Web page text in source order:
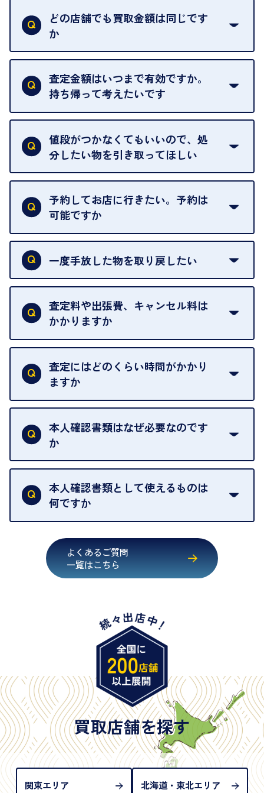
い。
ご指定の場所にお伺いします。
どの店舗でも買取金額は同じです
か
はい。全店舗一律です。
ただし、中古市場は日々変動するため、査定した日
によって査定額が変わることはございます。
査定金額はいつまで有効ですか。
持ち帰って考えたいです
査定額は当日限り有効です。
中古市場が日々変動するため、翌日には査定額が変
わることがございます。
値段がつかなくてもいいので、処
分したい物を引き取ってほしい
再販不可能な物は、場合によってはお断りすること
がございます。ご了承ください。
予約してお店に行きたい。予約は
可能ですか
申し訳ありませんが、現在はご来店の予約は承って
おりません。
を整えておりますので、お好きな時にお越しくださ
い。
お急ぎの場合はスタッフに一言お声がけください。
可能な限り、迅速に対応させていただきます。
一度手放した物を取り戻したい
当店は質店ではありませんので、買い取ったお品物
は基本的に販売へと回されます。買い戻しはできま
せんので、ご了承ください。
グオフが可能です。
契約破棄という形で、お品物をお戻しすることがで
きます。
売却当日を含む8日間のうちに、お気軽にお申し出
出張買取のお品物は、8日間保管しております。
査定料や出張費、キャンセル料は
かかりますか
一切いただいておりません。査定金額にご納得いた
だけない場合は、その場でお断りいただいても問題
ございません。お気軽にご相談ください。
査定にはどのくらい時間がかかり
ますか
お品物の内容や点数によって異なりますが、店頭買
取の場合は1点あたり数分程度が目安です。大量の
お品物の場合は、お時間をいただくことがございま
本人確認書類はなぜ必要なのです
か
買取店は古物営業法により、お客様のご本人確認を
行うことが義務付けられています。安心してお取引
いただくためにも、ご協力をお願いいたします。
本人確認書類として使えるものは
何ですか
・健康保険証確認書
・マイナンバーカード
・在留カード
・旧パスポート
※原則として「公的機関が発行し、氏名、住所、生
年月日が記載されているもの
※日本国政府発行のもの
※2020年2月4日以降に申請された新型パスポートに
は「所持人記入欄（住所記載欄）」が存在しないた
め、単体では古物営業法上の本人確認書類として認
められない（住所確認ができないため）。補助書類
が必要となります
よくあるご質問
一覧はこちら
買取店舗を探す
関東エリア 北海道・東北エリア